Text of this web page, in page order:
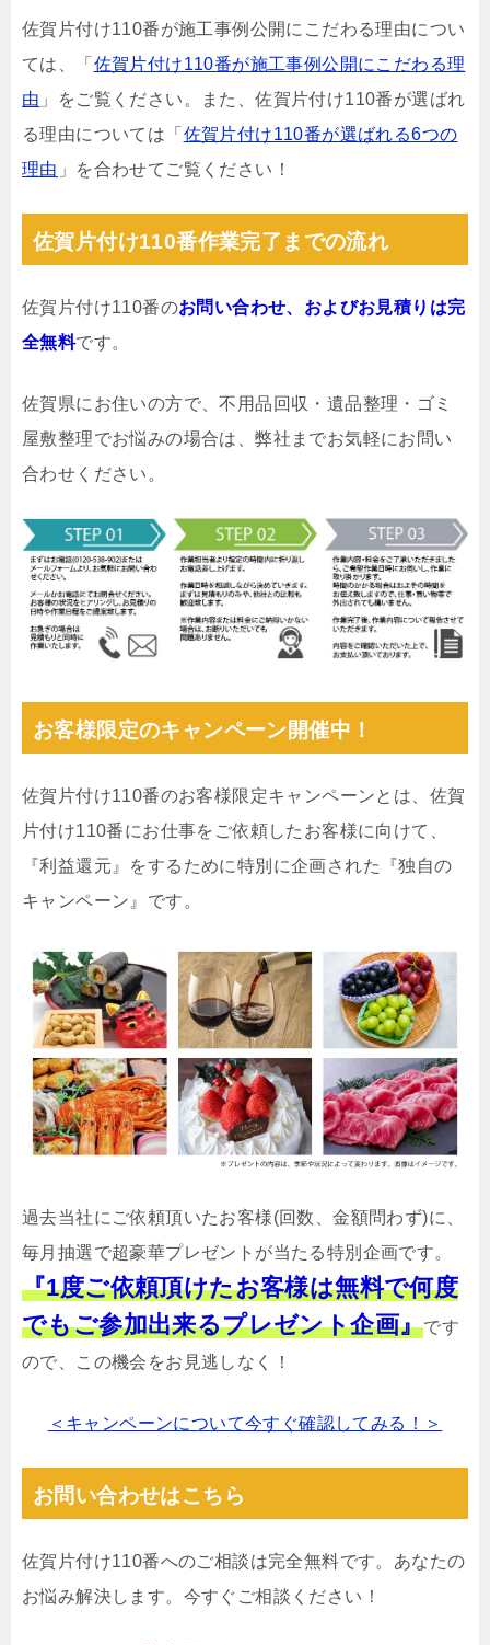
佐賀片付け110番が施工事例公開にこだわる理由につい
ては、「 佐賀片付け110番が施工事例公開にこだわる理
由 」をご覧ください。また、佐賀片付け110番が選ばれ
る理由については「 佐賀片付け110番が選ばれる6つの
理由 」を合わせてご覧ください！
佐賀片付け110番作業完了までの流れ
佐賀片付け110番のお問い合わせ、およびお見積りは完
全無料です。
佐賀県にお住いの方で、不用品回収・遺品整理・ゴミ
屋敷整理でお悩みの場合は、弊社までお気軽にお問い
合わせください。
お客様限定のキャンペーン開催中！
佐賀片付け110番のお客様限定キャンペーンとは、佐賀
片付け110番にお仕事をご依頼したお客様に向けて、
『利益還元』をするために特別に企画された『独自の
キャンペーン』です。
過去当社にご依頼頂いたお客様(回数、金額問わず)に、
毎月抽選で超豪華プレゼントが当たる特別企画です。
『1度ご依頼頂けたお客様は無料で何度
でもご参加出来るプレゼント企画』です
ので、この機会をお見逃しなく！
＜キャンペーンについて今すぐ確認してみる！＞
お問い合わせはこちら
佐賀片付け110番へのご相談は完全無料です。あなたの
お悩み解決します。今すぐご相談ください！